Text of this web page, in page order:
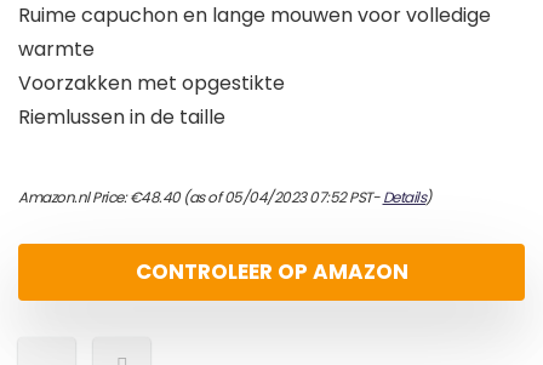
Ruime capuchon en lange mouwen voor volledige
warmte
Voorzakken met opgestikte
Riemlussen in de taille
Amazon.nl Price:€48.40(as of 05/04/2023 07:52 PST-Details)
CONTROLEER OP AMAZON